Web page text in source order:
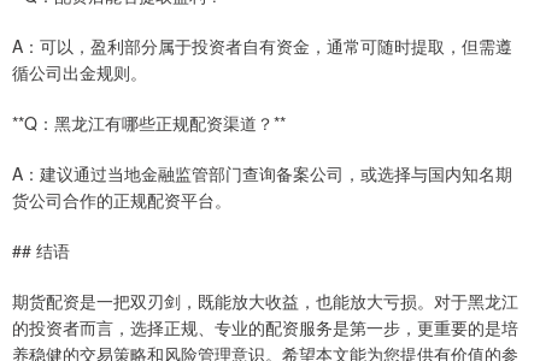
A：可以，盈利部分属于投资者自有资金，通常可随时提取，但需遵
循公司出金规则。
**Q：黑龙江有哪些正规配资渠道？**
A：建议通过当地金融监管部门查询备案公司，或选择与国内知名期
货公司合作的正规配资平台。
## 结语
期货配资是一把双刃剑，既能放大收益，也能放大亏损。对于黑龙江
的投资者而言，选择正规、专业的配资服务是第一步，更重要的是培
养稳健的交易策略和风险管理意识。希望本文能为您提供有价值的参